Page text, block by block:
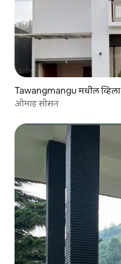
Tawangmangu मधील व्हिला
ओमाह सोसन